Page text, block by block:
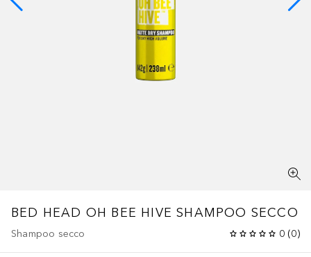
BED HEAD OH BEE HIVE SHAMPOO SECCO
Shampoo secco 0 (0)